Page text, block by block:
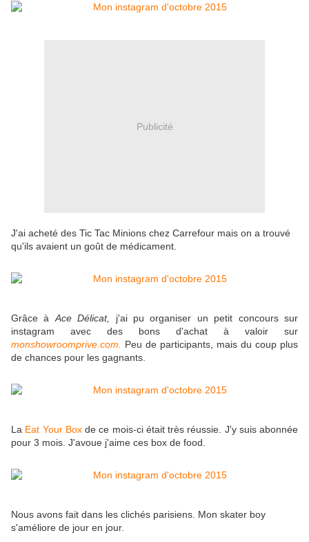
Publicité
J'ai acheté des Tic Tac Minions chez Carrefour mais on a trouvé
qu'ils avaient un goût de médicament.
Grâce à Ace Délicat,
j'ai pu organiser un petit concours sur
instagram avec des bons d'achat à valoir sur
monshowroomprive.com. Peu de participants, mais du coup plus
de chances pour les gagnants.
La Eat Your Box de ce mois-ci était très réussie. J'y suis abonnée
pour 3 mois. J'avoue j'aime ces box de food.
Nous avons fait dans les clichés parisiens. Mon skater boy
s'améliore de jour en jour.